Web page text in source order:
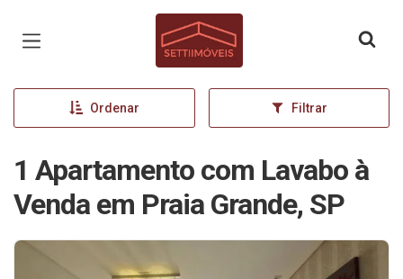
Página inicial
Ordenar Filtrar
1 Apartamento com Lavabo à
Venda em Praia Grande, SP